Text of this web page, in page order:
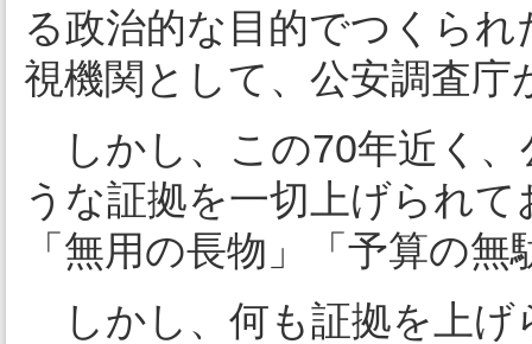
る政治的な目的でつくら
視機関として、公安調査庁
しかし、この70年近く、
うな証拠を一切上げられ
「無用の長物」「予算の
しかし、何も証拠を上げ